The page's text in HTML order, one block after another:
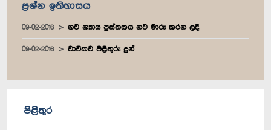
ප්‍රශ්න ඉතිහාසය
09-02-2016 නව න්‍යාය පුස්තකය නව මාරු කරන ලදී
09-02-2016 වාචිකව පිළිතුරු දුන්
පිළිතුර